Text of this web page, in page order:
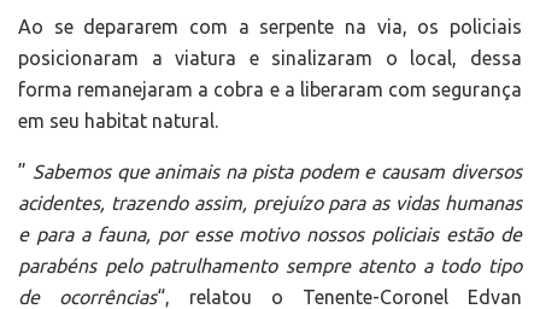
Ao se depararem com a serpente na via, os policiais
posicionaram a viatura e sinalizaram o local, dessa
forma remanejaram a cobra e a liberaram com segurança
em seu habitat natural.
” Sabemos que animais na pista podem e causam diversos
acidentes, trazendo assim, prejuízo para as vidas humanas
e para a fauna, por esse motivo nossos policiais estão de
parabéns pelo patrulhamento sempre atento a todo tipo
de ocorrências“, relatou o Tenente-Coronel Edvan